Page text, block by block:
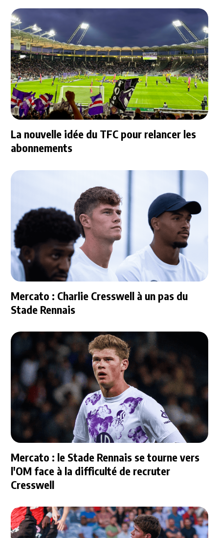
La nouvelle idée du TFC pour relancer les
abonnements
Mercato : Charlie Cresswell à un pas du
Stade Rennais
Mercato : le Stade Rennais se tourne vers
l'OM face à la difficulté de recruter
Cresswell